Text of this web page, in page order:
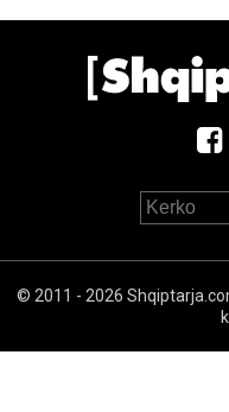
© 2011 - 2026